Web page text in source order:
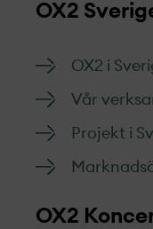
OX2
OX2 i
Vår
Projekt­ i
OX2